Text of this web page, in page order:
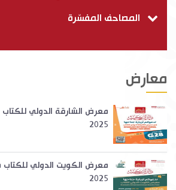
المصاحف المفسّرة
معارض
2025
2025